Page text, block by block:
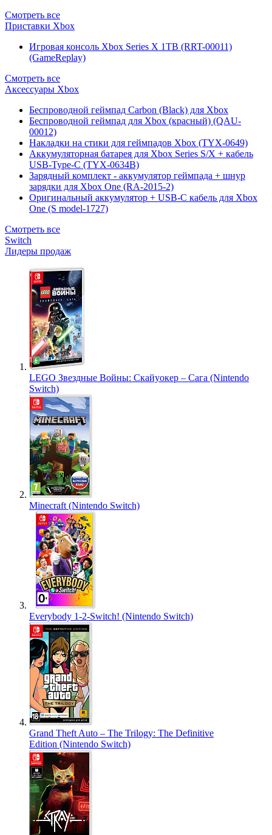
Смотреть все
Приставки Xbox
Игровая консоль Xbox Series X 1TB (RRT-00011)
(GameReplay)
Смотреть все
Аксессуары Xbox
Беспроводной геймпад Carbon (Black) для Xbox
Беспроводной геймпад для Xbox (красный) (QAU-
00012)
Накладки на стики для геймпадов Xbox (TYX-0649)
Аккумуляторная батарея для Xbox Series S/X + кабель
USB-Type-C (TYX-0634B)
Зарядный комплект - аккумулятор геймпада + шнур
зарядки для Xbox One (RA-2015-2)
Оригинальный аккумулятор + USB-C кабель для Xbox
One (S model-1727)
Смотреть все
Switch
Лидеры продаж
LEGO Звездные Войны: Скайуокер – Сага (Nintendo
Switch)
Minecraft (Nintendo Switch)
Everybody 1-2-Switch! (Nintendo Switch)
Grand Theft Auto – The Trilogy: The Definitive
Edition (Nintendo Switch)